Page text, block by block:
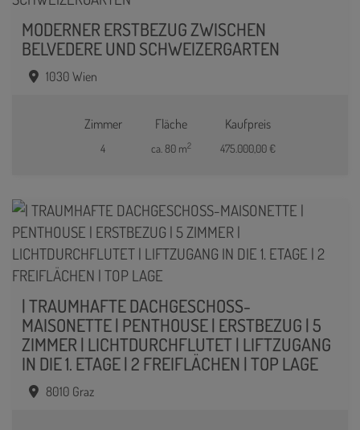
MODERNER ERSTBEZUG ZWISCHEN
BELVEDERE UND SCHWEIZERGARTEN
1030 Wien
Zimmer
4
Fläche
ca. 80 m2
Kaufpreis
475.000,00 €
| TRAUMHAFTE DACHGESCHOSS-
MAISONETTE | PENTHOUSE | ERSTBEZUG | 5
ZIMMER | LICHTDURCHFLUTET | LIFTZUGANG
IN DIE 1. ETAGE | 2 FREIFLÄCHEN | TOP LAGE
8010 Graz